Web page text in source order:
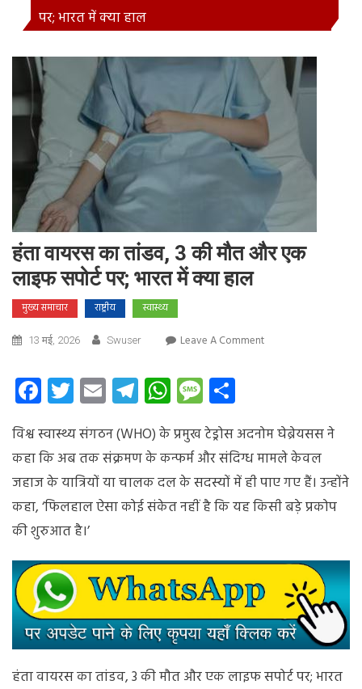
पर; भारत में क्या हाल
हंता वायरस का तांडव, 3 की मौत और एक
लाइफ सपोर्ट पर; भारत में क्या हाल
मुख्य समाचार राष्ट्रीय स्वास्थ्य
13 मई, 2026 Swuser Leave A CommentOn
3
की
और
एक
पर;
में
क्या
हाल
Facebook
Twitter
EmailTelegram
WhatsApp
Message
विश्व स्वास्थ्य संगठन (WHO) के प्रमुख टेड्रोस अदनोम घेब्रेयसस ने
कहा कि अब तक संक्रमण के कन्फर्म और संदिग्ध मामले केवल
जहाज के यात्रियों या चालक दल के सदस्यों में ही पाए गए हैं। उन्होंने
कहा, ‘फिलहाल ऐसा कोई संकेत नहीं है कि यह किसी बड़े प्रकोप
की शुरुआत है।’
हंता वायरस का तांडव, 3 की मौत और एक लाइफ सपोर्ट पर; भारत